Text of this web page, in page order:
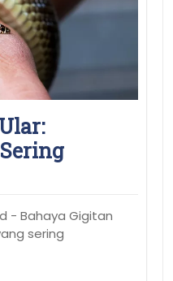
- Bahaya Gigitan
sering